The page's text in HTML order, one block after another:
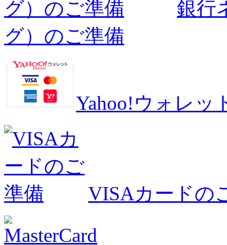
銀行
グ）のご準備
Yahoo!ウォレッ
VISAカードの